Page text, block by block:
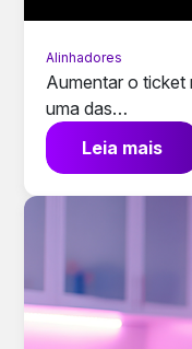
Alinhadores
Aumentar o ticket
uma das…
Leia mais